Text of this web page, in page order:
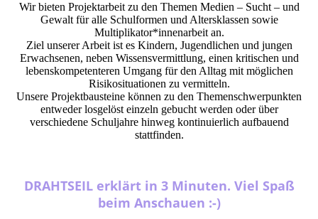
Wir bieten Projektarbeit zu den Themen Medien – Sucht – und
Gewalt für alle Schulformen und Altersklassen sowie
Multiplikator*innenarbeit an.
Ziel unserer Arbeit ist es Kindern, Jugendlichen und jungen
Erwachsenen, neben Wissensvermittlung, einen kritischen und
lebenskompetenteren Umgang für den Alltag mit möglichen
Risikosituationen zu vermitteln.
Unsere Projektbausteine können zu den Themenschwerpunkten
entweder losgelöst einzeln gebucht werden oder über
verschiedene Schuljahre hinweg kontinuierlich aufbauend
stattfinden.
DRAHTSEIL erklärt in 3 Minuten. Viel Spaß
beim Anschauen :-)